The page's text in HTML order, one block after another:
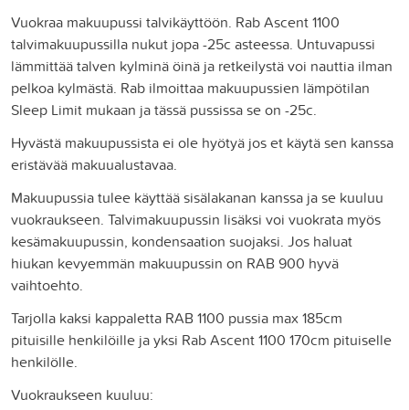
Vuokraa makuupussi talvikäyttöön. Rab Ascent 1100
talvimakuupussilla nukut jopa -25c asteessa. Untuvapussi
lämmittää talven kylminä öinä ja retkeilystä voi nauttia ilman
pelkoa kylmästä. Rab ilmoittaa makuupussien lämpötilan
Sleep Limit mukaan ja tässä pussissa se on -25c.
Hyvästä makuupussista ei ole hyötyä jos et käytä sen kanssa
eristävää makuualustavaa.
Makuupussia tulee käyttää sisälakanan kanssa ja se kuuluu
vuokraukseen. Talvimakuupussin lisäksi voi vuokrata myös
kesämakuupussin, kondensaation suojaksi. Jos haluat
hiukan kevyemmän makuupussin on RAB 900 hyvä
vaihtoehto.
Tarjolla kaksi kappaletta RAB 1100 pussia max 185cm
pituisille henkilöille ja yksi Rab Ascent 1100 170cm pituiselle
henkilölle.
Vuokraukseen kuuluu: